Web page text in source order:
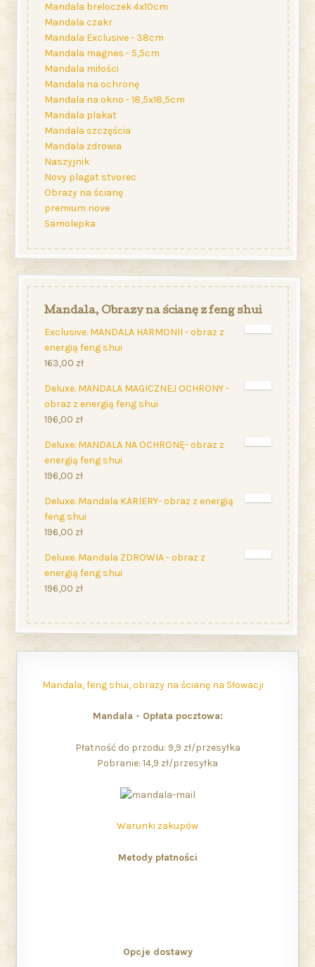
Mandala breloczek 4x10cm
Mandala czakr
Mandala Exclusive - 38cm
Mandala magnes - 5,5cm
Mandala miłości
Mandala na ochronę
Mandala na okno - 18,5x18,5cm
Mandala plakat
Mandala szczęścia
Mandala zdrowia
Naszyjnik
Novy plagat stvorec
Obrazy na ścianę
premium nove
Samolepka
Mandala, Obrazy na ścianę z feng shui
Exclusive. MANDALA HARMONII - obraz z
energią feng shui
163,00 zł
Deluxe. MANDALA MAGICZNEJ OCHRONY -
obraz z energią feng shui
196,00 zł
Deluxe. MANDALA NA OCHRONĘ- obraz z
energią feng shui
196,00 zł
Deluxe. Mandala KARIERY- obraz z energią
feng shui
196,00 zł
Deluxe. Mandala ZDROWIA - obraz z
energią feng shui
196,00 zł
Mandala, feng shui, obrazy na ścianę na Słowacji
Mandala - Opłata pocztowa:
Płatność do przodu: 9,9 zł/przesyłka
Pobranie: 14,9 zł/przesyłka
Warunki zakupów
Metody płatności
Opcje dostawy